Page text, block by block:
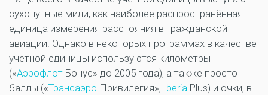
сухопутные мили, как наиболее распространённая
единица измерения расстояния в гражданской
авиации. Однако в некоторых программах в качестве
учётной единицы используются километры
(«Аэрофлот Бонус» до 2005 года), а также просто
баллы («Трансаэро Привилегия», Iberia Plus) и очки, в